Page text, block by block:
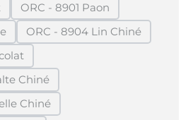
ist zurzeit nicht verfügbar.)
ORC - 8901 Paon
(Diese Option ist zurzeit
ist zurzeit nicht verfügbar.)
ORC - 8904 Lin Chiné
(Diese Option ist
ist zurzeit nicht verfügbar.)
Chiné
Option ist zurzeit nicht verfügbar.)
Chiné
Option ist zurzeit nicht verfügbar.)